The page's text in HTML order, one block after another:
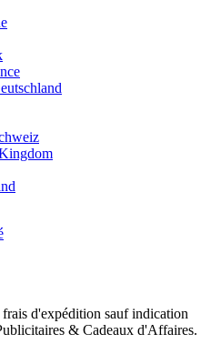
d'expédition sauf indication
& Cadeaux d'Affaires.